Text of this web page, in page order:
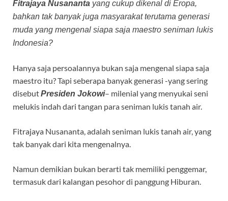
Fitrajaya Nusananta yang cukup dikenal di Eropa,
bahkan tak banyak juga masyarakat terutama generasi
muda yang mengenal siapa saja maestro seniman lukis
Indonesia?
Hanya saja persoalannya bukan saja mengenal siapa saja
maestro itu? Tapi seberapa banyak generasi -yang sering
disebutPresiden Jokowi– milenial yang menyukai seni
melukis indah dari tangan para seniman lukis tanah air.
Fitrajaya Nusananta, adalah seniman lukis tanah air, yang
tak banyak dari kita mengenalnya.
Namun demikian bukan berarti tak memiliki penggemar,
termasuk dari kalangan pesohor di panggung Hiburan.